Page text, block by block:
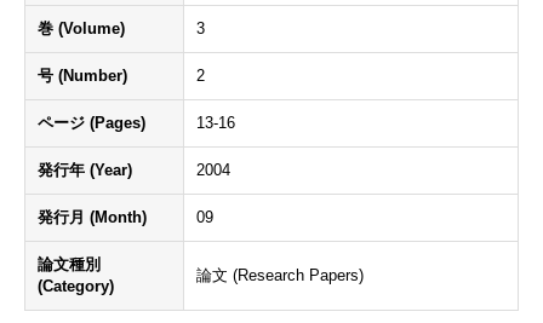
巻 (Volume) 3
号 (Number) 2
ページ (Pages) 13-16
発行年 (Year) 2004
発行月 (Month) 09
論文種別
(Category)
論文 (Research Papers)